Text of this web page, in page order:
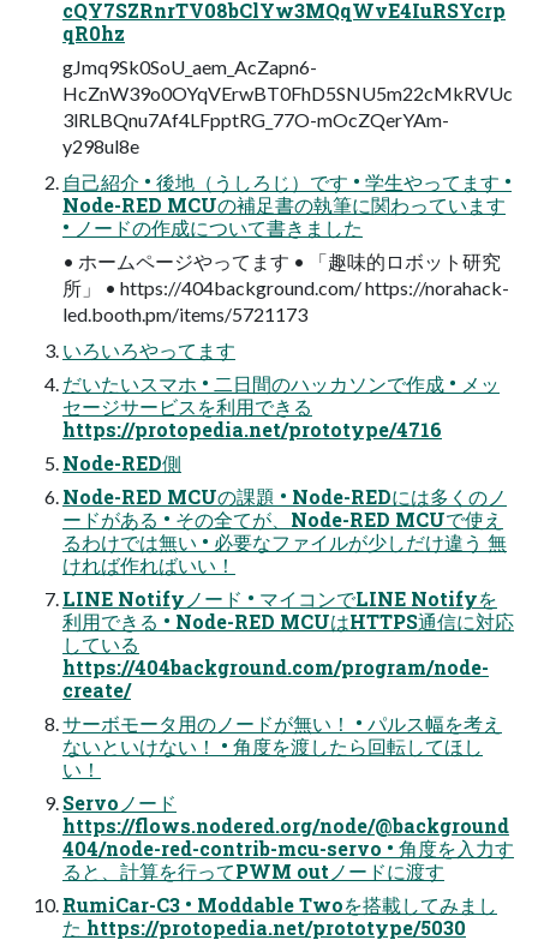
cQY7SZRnrTV08bClYw3MQqWvE4IuRSYcrp
qR0hz
gJmq9Sk0SoU_aem_AcZapn6-
HcZnW39o0OYqVErwBT0FhD5SNU5m22cMkRVUc
3lRLBQnu7Af4LFpptRG_77O-mOcZQerYAm-
y298ul8e
自己紹介 • 後地（うしろじ）です • 学生やってます •
Node-RED MCUの補足書の執筆に関わっています
• ノードの作成について書きました
• ホームページやってます • 「趣味的ロボット研究
所」 • https://404background.com/ https://norahack-
led.booth.pm/items/5721173
いろいろやってます
だいたいスマホ • 二日間のハッカソンで作成 • メッ
セージサービスを利用できる
https://protopedia.net/prototype/4716
Node-RED側
Node-RED MCUの課題 • Node-REDには多くのノ
ードがある • その全てが、Node-RED MCUで使え
るわけでは無い • 必要なファイルが少しだけ違う 無
ければ作ればいい！
LINE Notifyノード • マイコンでLINE Notifyを
利用できる • Node-RED MCUはHTTPS通信に対応
している
https://404background.com/program/node-
create/
サーボモータ用のノードが無い！ • パルス幅を考え
ないといけない！ • 角度を渡したら回転してほし
い！
Servoノード
https://flows.nodered.org/node/@background
404/node-red-contrib-mcu-servo • 角度を入力す
ると、計算を行ってPWM outノードに渡す
RumiCar-C3 • Moddable Twoを搭載してみまし
た https://protopedia.net/prototype/5030